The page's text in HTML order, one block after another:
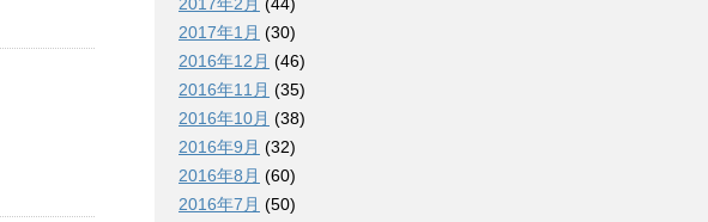
2017年1月 (30)
2016年12月 (46)
2016年11月 (35)
2016年10月 (38)
2016年9月 (32)
2016年8月 (60)
2016年7月 (50)